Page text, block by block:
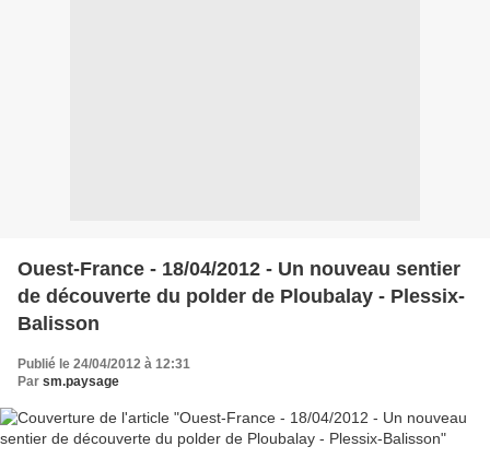
Ouest-France - 18/04/2012 - Un nouveau sentier
de découverte du polder de Ploubalay - Plessix-
Balisson
Publié le 24/04/2012 à 12:31
Par sm.paysage